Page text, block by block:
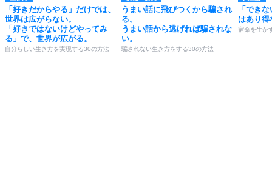
「好きだからやる」だけでは、
世界は広がらない。
「好きではないけどやってみ
る」で、世界が広がる。
自分らしい生き方を実現する30の方法
うまい話に飛びつくから騙され
る。
うまい話から逃げれば騙されな
い。
騙されない生き方をする30の方法
「でき
はあり得
宿命を生か